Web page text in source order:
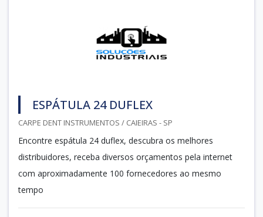
ESPÁTULA 24 DUFLEX
CARPE DENT INSTRUMENTOS / CAIEIRAS - SP
Encontre espátula 24 duflex, descubra os melhores
distribuidores, receba diversos orçamentos pela internet
com aproximadamente 100 fornecedores ao mesmo
tempo